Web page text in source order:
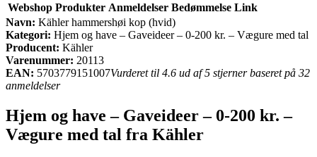
Webshop Produkter Anmeldelser Bedømmelse Link
Navn: Kähler hammershøi kop (hvid)
Kategori: Hjem og have – Gaveideer – 0-200 kr. – Vægure med tal
Producent: Kähler
Varenummer: 20113
EAN: 5703779151007Vurderet til 4.6 ud af 5 stjerner baseret på 32
anmeldelser
Hjem og have – Gaveideer – 0-200 kr. –
Vægure med tal fra Kähler